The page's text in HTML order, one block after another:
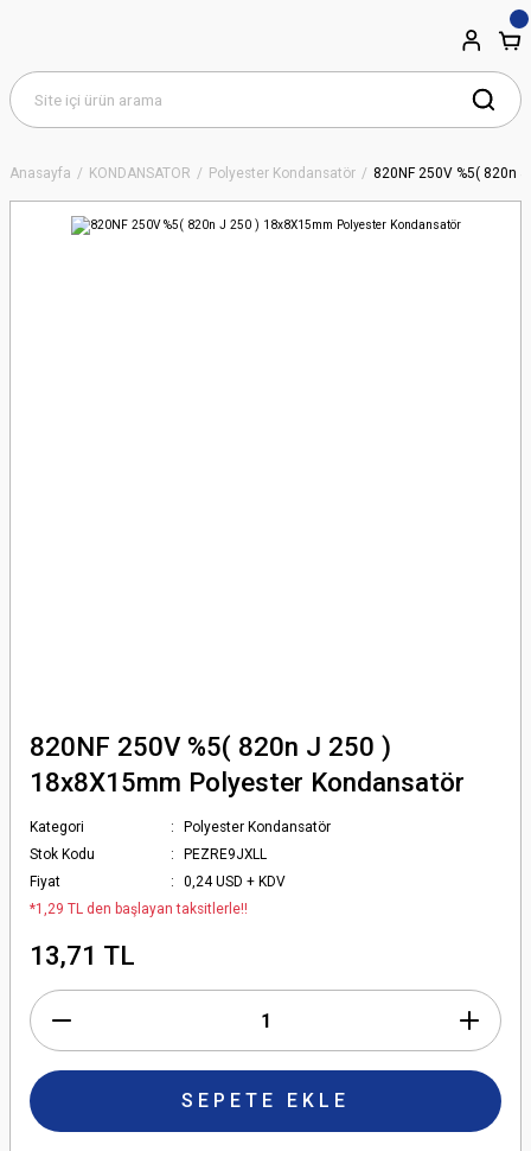
Anasayfa KONDANSATÖR Polyester Kondansatör 820NF 250V %5( 820n
820NF 250V %5( 820n J 250 )
18x8X15mm Polyester Kondansatör
Kategori
Polyester Kondansatör
Stok Kodu
PEZRE9JXLL
Fiyat
0,24 USD + KDV
*1,29 TL den başlayan taksitlerle!!
13,71 TL
SEPETE EKLE